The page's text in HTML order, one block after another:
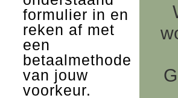
formulier in en
reken af met
een
betaalmethode
van jouw
voorkeur.